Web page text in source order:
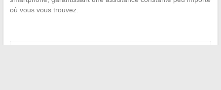
où vous vous trouvez.